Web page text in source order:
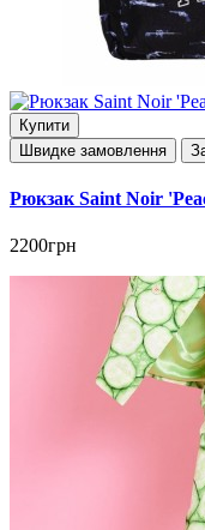
Купити
Швидке замовлення
Рюкзак Saint Noir
2200грн